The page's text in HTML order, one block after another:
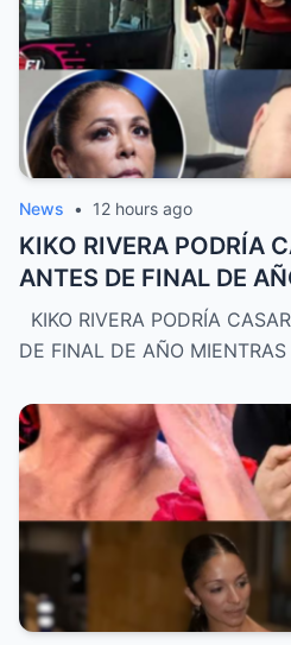
News • 12 hours ago
KIKO RIVERA PODRÍA
ANTES DE FINAL DE
ISABEL PANTOJA
KIKO RIVERA PODRÍA
DE FINAL DE AÑO